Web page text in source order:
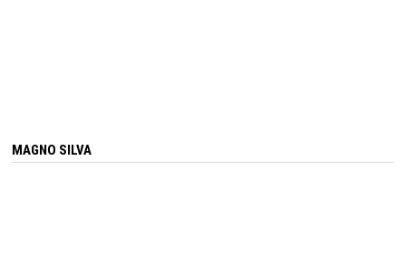
MAGNO SILVA